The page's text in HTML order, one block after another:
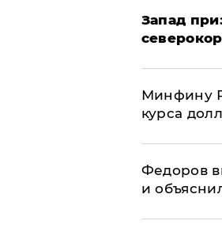
Запад
Минфину
курса
Федоров
и